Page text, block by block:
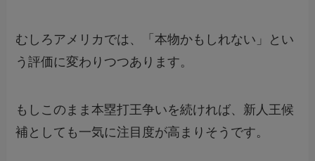
むしろアメリカでは、「本物かもしれない」とい
う評価に変わりつつあります。
もしこのまま本塁打王争いを続ければ、新人王候
補としても一気に注目度が高まりそうです。